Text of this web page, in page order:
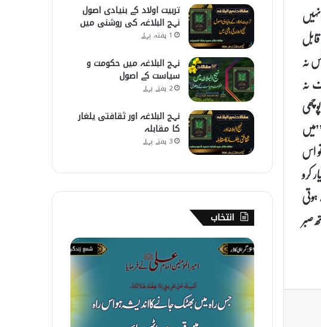
نہ
نہ
اس
کرو
صبر
تربیت اولاد کے بنیادی اصول
نہج البلاغہ کی روشنی میں
1 ہفتہ پہلے
نہج البلاغہ میں حکومت و
سیاست کے اصول
2 ہفتے پہلے
نہج البلاغہ اور ثقافتی یلغار
کا مقابلہ
3 ہفتے پہلے
انتخاب
6
4
۔
گ
م
ر
ا